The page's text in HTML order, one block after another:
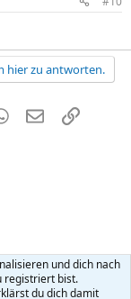
hier zu antworten.
WhatsApp
E-MailLink
Hilfe R
und dich nach
registriert bist.
du dich damit